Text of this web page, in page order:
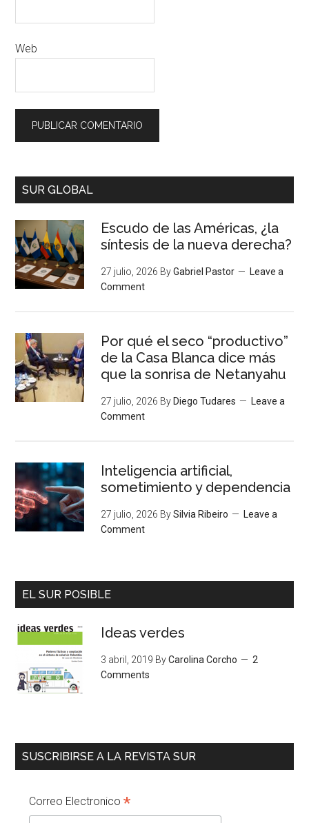
Web
SUR GLOBAL
Escudo de las Américas, ¿la
síntesis de la nueva derecha?
27 julio, 2026 ByGabriel Pastor
Leave a
Comment
Por qué el seco “productivo”
de la Casa Blanca dice más
que la sonrisa de Netanyahu
27 julio, 2026 By Diego Tudares
Leave a
Comment
Inteligencia artificial,
sometimiento y dependencia
27 julio, 2026 BySilvia Ribeiro
Leave a
Comment
EL SUR POSIBLE
Ideas verdes
3 abril, 2019 ByCarolina Corcho
2
Comments
SUSCRIBIRSE A LA REVISTA SUR
Correo Electronico*